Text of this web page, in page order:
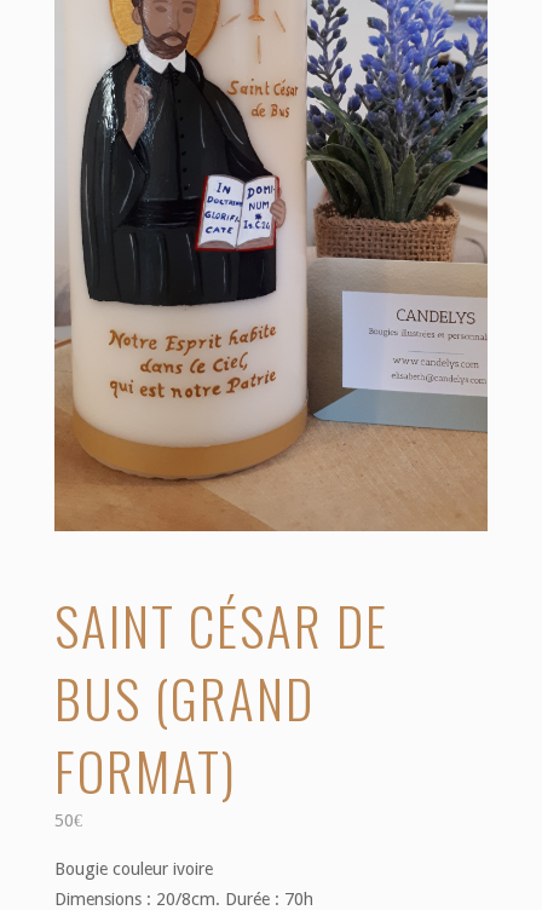
SAINT CÉSAR DE
BUS (GRAND
FORMAT)
50€
Bougie couleur ivoire
Dimensions : 20/8cm. Durée : 70h